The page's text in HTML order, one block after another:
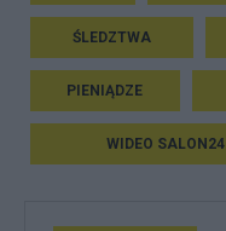
ŚLEDZTWA
PIENIĄDZE
WIDEO SALON24